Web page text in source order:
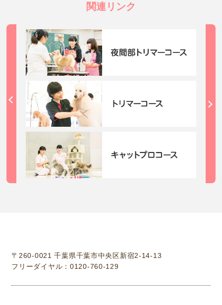
関連リンク
〒260-0021 千葉県千葉市中央区新宿2-14-13
フリーダイヤル：0120-760-129